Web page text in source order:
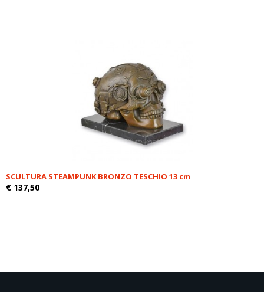
SCULTURA STEAMPUNK BRONZO TESCHIO 13 cm
€ 137,50